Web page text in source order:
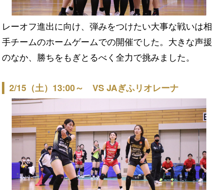
レーオフ進出に向け、弾みをつけたい大事な戦いは相
手チームのホームゲームでの開催でした。大きな声援
のなか、勝ちをもぎとるべく全力で挑みました。
2/15（土）13:00～ VS JAぎふリオレーナ